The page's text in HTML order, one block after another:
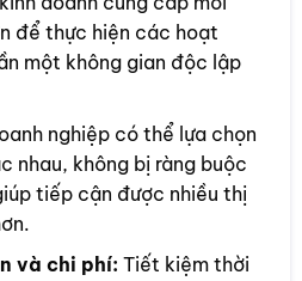
để thực hiện các hoạt
một không gian độc lập
nghiệp có thể lựa chọn
nhau, không bị ràng buộc
tiếp cận được nhiều thị
và chi phí: Tiết kiệm thời